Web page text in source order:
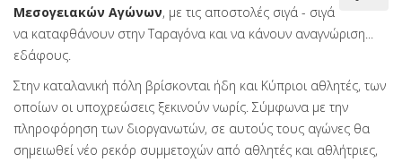
Μεσογειακών Αγώνων, με τις αποστολές σιγά - σιγά
να καταφθάνουν στην Ταραγόνα και να κάνουν αναγνώριση...
εδάφους.
Στην καταλανική πόλη βρίσκονται ήδη και Κύπριοι αθλητές, των
οποίων οι υποχρεώσεις ξεκινούν νωρίς. Σύμφωνα με την
πληροφόρηση των διοργανωτών, σε αυτούς τους αγώνες θα
σημειωθεί νέο ρεκόρ συμμετοχών από αθλητές και αθλήτριες,